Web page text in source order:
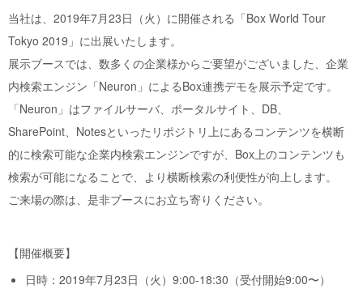
当社は、2019年7月23日（火）に開催される「Box World Tour
Tokyo 2019」に出展いたします。
展示ブースでは、数多くの企業様からご要望がございました、企業
内検索エンジン「Neuron」によるBox連携デモを展示予定です。
「Neuron」はファイルサーバ、ポータルサイト、DB、
SharePoint、Notesといったリポジトリ上にあるコンテンツを横断
的に検索可能な企業内検索エンジンですが、Box上のコンテンツも
検索が可能になることで、より横断検索の利便性が向上します。
ご来場の際は、是非ブースにお立ち寄りください。
【開催概要】
日時：2019年7月23日（火）9:00-18:30（受付開始9:00〜）